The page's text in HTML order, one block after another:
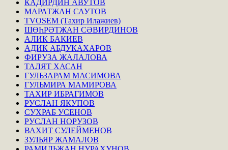
КАДИРДИН АВУТОВ
МАРАТЖАН САУТОВ
TVOSEM (Тахир Илажиев)
ШӨҺРӘТЖАН СӘВИРДИНОВ
АЛИК БАКИЕВ
АДИК АБДУКАХАРОВ
ФИРУЗА ЖАЛАЛОВА
ТАЛЯТ ХАСАН
ГУЛЬЗАРАМ МАСИМОВА
ГУЛЬМИРА МАМИРОВА
ТАХИР ИБРАГИМОВ
РУСЛАН ЯКУПОВ
СУХРАБ УСЕНОВ
РУСЛАН НОРУЗОВ
ВАХИТ СУЛЕЙМЕНОВ
ЗУЛЬЯР ЖАМАЛОВ